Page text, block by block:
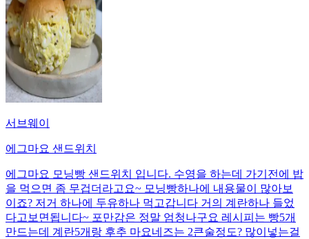
서브웨이
에그마요 샌드위치
에그마요 모닝빵 샌드위치 입니다. 수영을 하는데 가기전에 밥
을 먹으면 좀 무겁더라고요~ 모닝빵하나에 내용물이 많아보
이죠? 저거 하나에 두유하나 먹고갑니다 거의 계란하나 들었
다고보면됩니다~ 포만감은 정말 엄청나구요 레시피는 빵5개
만드는데 계란5개랑 후추 마요네즈는 2큰술정도? 많이넣는걸